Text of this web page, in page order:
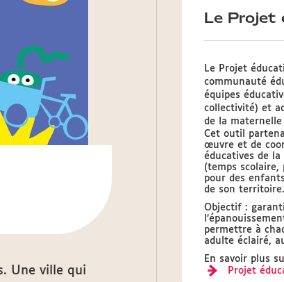
Une ville qui
Le Projet
Le Projet
communauté
équipes
collectivité) et
de la maternelle
Cet outil
œuvre et de
éducatives de
(temps scolaire,
pour des
de son territoire.
Objectif :
permettre à
adulte éclairé,
En savoir plus
Projet